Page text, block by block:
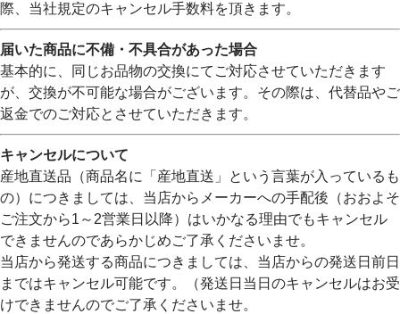
際、当社規定のキャンセル手数料を頂きます。
届いた商品に不備・不具合があった場合
基本的に、同じお品物の交換にてご対応させていただきます
が、交換が不可能な場合がございます。その際は、代替品やご
返金でのご対応とさせていただきます。
キャンセルについて
産地直送品（商品名に「産地直送」という言葉が入っているも
の）につきましては、当店からメーカーへの手配後（おおよそ
ご注文から1～2営業日以降）はいかなる理由でもキャンセル
できませんのであらかじめご了承くださいませ。
当店から発送する商品につきましては、当店からの発送日前日
まではキャンセル可能です。（発送日当日のキャンセルはお受
けできませんのでご了承くださいませ。